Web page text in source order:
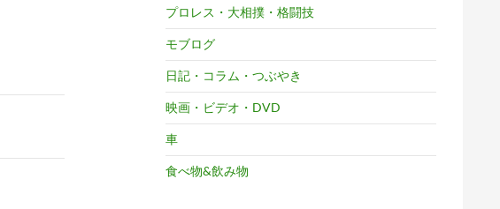
プロレス・大相撲・格闘技
モブログ
日記・コラム・つぶやき
映画・ビデオ・DVD
車
食べ物&飲み物